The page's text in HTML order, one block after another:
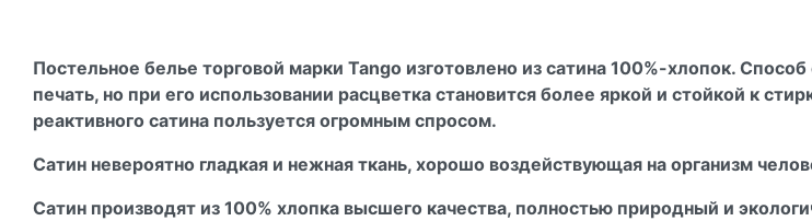
Постельное белье торговой марки Tango изготовлено из сатина 100%-хлопок.
печать, но при его использовании расцветка становится более яркой и стойкой к
реактивного сатина пользуется огромным спросом.
Сатин невероятно гладкая и нежная ткань, хорошо воздействующая на организм
Сатин производят из 100% хлопка высшего качества, полностью природный и